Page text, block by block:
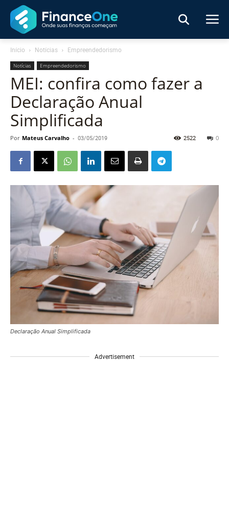
Início Notícias Empreendedorismo
Notícias Empreendedorismo
MEI: confira como fazer a
Declaração Anual
Simplificada
Por Mateus Carvalho - 03/05/2019 0
2522
Declaração Anual Simplificada
Advertisement